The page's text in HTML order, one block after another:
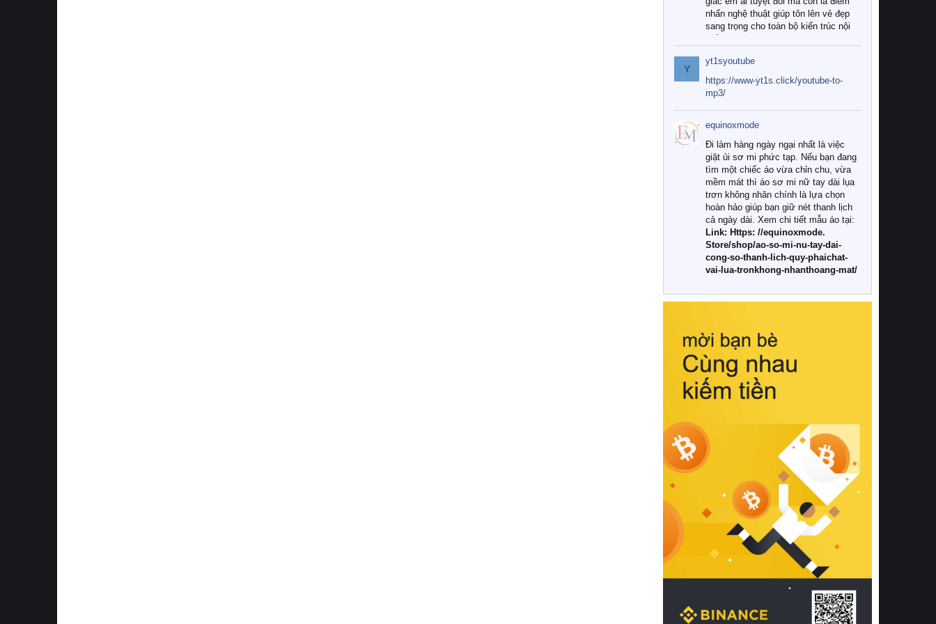
nhấn nghệ thuật giúp tôn lên vẻ đẹp
sang trọng cho toàn bộ kiến trúc nội
Tuy nhiên, giữa thị trường đa dạng
với vô vàn thương hiệu và mẫu mã
như hiện nay, làm thế nào để chọn
được những bộ chăn ga gối đệm cao
cấp thực sự chất lượng, phù hợp với
khí hậu và nhu cầu sử dụng của gia
đình? Hãy cùng chúng tôi đi tìm lời
giải đáp chi tiết qua bài viết dưới đây.
1. Tại sao các gia đình hiện đại lại ưa
chuộng chăn ga gối đệm cao cấp?
Khác với các dòng sản phẩm thông
thường, những bộ chăn ga gối đệm
cao cấp trải qua quy trình sản xuất
nghiêm ngặt từ khâu chọn lọc nguyên
liệu tự nhiên đến công nghệ dệt
nhuộm hiện đại không chứa hóa chất
này, bạn sẽ cảm nhận rõ rệt sự khác
hồi chuẩn xác của phần đệm nâng đỡ
cột sống.
Bên cạnh đó, việc lựa chọn các dòng
sản phẩm đạt chuẩn chất lượng quốc
tế còn giúp ngăn ngừa tình trạng kích
khuẩn và nấm mốc trong điều kiện
thời tiết nóng ẩm. Bạn có thể tìm hiểu
thêm các nghiên cứu khoa học về tác
động của giấc ngủ và môi trường
phòng ngủ đối với sức khỏe con
người tại Sleep Foundation (External
Link) để có cái nhìn toàn diện hơn.
2. Các tiêu chí vàng khi lựa chọn
chăn ga gối đệm cao cấp cho phòng
ngủ
Để sở hữu một bộ chăn ga gối đệm
cao cấp hoàn hảo cả về thẩm mỹ lẫn
công năng, người tiêu dùng cần cân
nhắc kỹ lưỡng các tiêu chí quan trọng
Y
yt1syoutube
https://www-yt1s.click/youtube-to-
mp3/
equinoxmode
Đi làm hàng ngày ngại nhất là việc
giặt ủi sơ mi phức tạp. Nếu bạn đang
tìm một chiếc áo vừa chỉn chu, vừa
mềm mát thì áo sơ mi nữ tay dài lụa
trơn không nhăn chính là lựa chọn
hoàn hảo giúp bạn giữ nét thanh lịch
cả ngày dài. Xem chi tiết mẫu áo tại:
Link: Https: //equinoxmode.
Store/shop/ao-so-mi-nu-tay-dai-
cong-so-thanh-lich-quy-phaichat-
vai-lua-tronkhong-nhanthoang-mat/